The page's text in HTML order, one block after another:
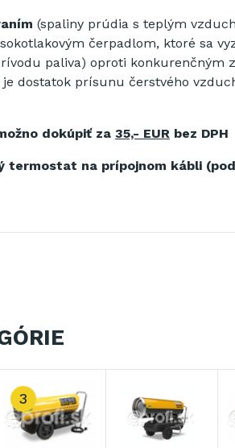
(spaliny prúdia s teplým
čerpadlom, ktoré sa
paliva) oproti konkurenčným
dostatok prísunu čerstvého
dokúpiť za 35,- EUR bez DPH
termostat na prípojnom kábli